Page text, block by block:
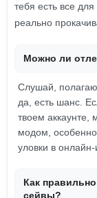
тебя есть все
реально
Можно ли
Слушай,
да, есть шанс.
твоем аккаунте,
модом,
уловки в онлайн-
Как
сейвы?